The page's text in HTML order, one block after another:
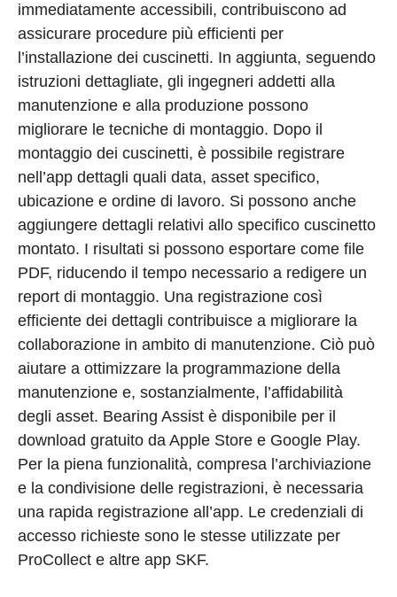
immediatamente accessibili, contribuiscono ad
assicurare procedure più efficienti per
l’installazione dei cuscinetti. In aggiunta, seguendo
istruzioni dettagliate, gli ingegneri addetti alla
manutenzione e alla produzione possono
migliorare le tecniche di montaggio. Dopo il
montaggio dei cuscinetti, è possibile registrare
nell’app dettagli quali data, asset specifico,
ubicazione e ordine di lavoro. Si possono anche
aggiungere dettagli relativi allo specifico cuscinetto
montato. I risultati si possono esportare come file
PDF, riducendo il tempo necessario a redigere un
report di montaggio. Una registrazione così
efficiente dei dettagli contribuisce a migliorare la
collaborazione in ambito di manutenzione. Ciò può
aiutare a ottimizzare la programmazione della
manutenzione e, sostanzialmente, l’affidabilità
degli asset. Bearing Assist è disponibile per il
download gratuito da Apple Store e Google Play.
Per la piena funzionalità, compresa l’archiviazione
e la condivisione delle registrazioni, è necessaria
una rapida registrazione all’app. Le credenziali di
accesso richieste sono le stesse utilizzate per
ProCollect e altre app SKF.